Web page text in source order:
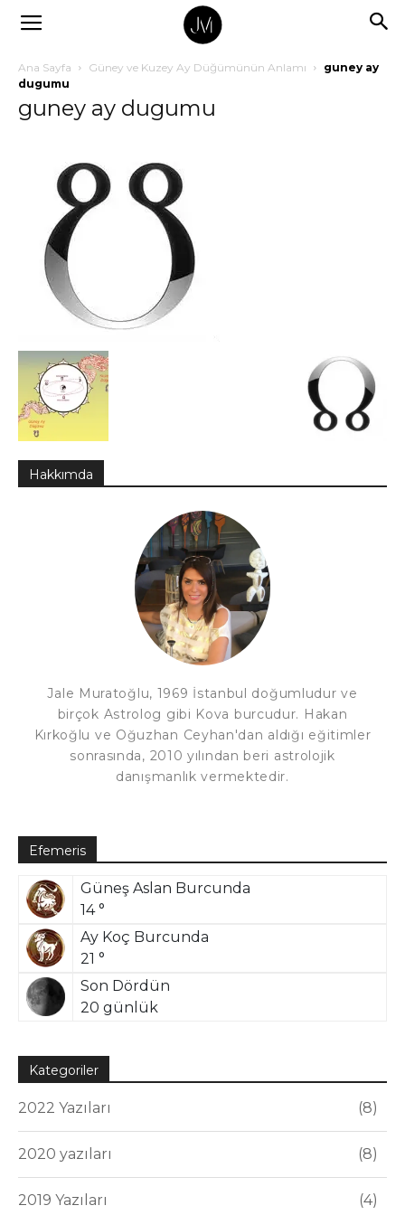
Ana Sayfa Güney ve Kuzey Ay Düğümünün Anlamı
guney ay
dugumu
guney ay dugumu
Hakkımda
Jale Muratoğlu, 1969 İstanbul doğumludur ve
birçok Astrolog gibi Kova burcudur. Hakan
Kırkoğlu ve Oğuzhan Ceyhan'dan aldığı eğitimler
sonrasında, 2010 yılından beri astrolojik
danışmanlık vermektedir.
Efemeris
Güneş Aslan Burcunda
14 °
Ay Koç Burcunda
21 °
Son Dördün
20 günlük
Kategoriler
2022 Yazıları 8
2020 yazıları 8
2019 Yazıları 4